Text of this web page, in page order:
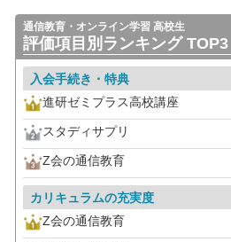
通信教育・オンライン学習 高校生
評価項目別ランキング TOP3
入会手続き・特典
進研ゼミプラス高校講座
スタディサプリ
Z会の通信教育
カリキュラムの充実度
Z会の通信教育